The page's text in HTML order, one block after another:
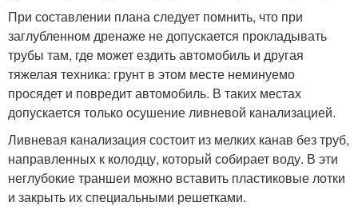
При составлении плана следует помнить, что при
заглубленном дренаже не допускается прокладывать
трубы там, где может ездить автомобиль и другая
тяжелая техника: грунт в этом месте неминуемо
просядет и повредит автомобиль. В таких местах
допускается только осушение ливневой канализацией.
Ливневая канализация состоит из мелких канав без труб,
направленных к колодцу, который собирает воду. В эти
неглубокие траншеи можно вставить пластиковые лотки
и закрыть их специальными решетками.